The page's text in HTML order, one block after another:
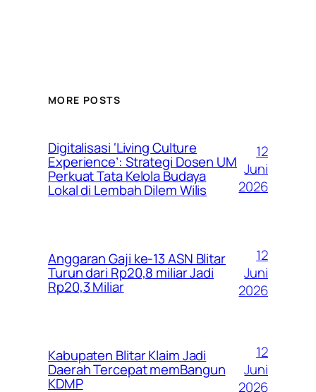
MORE POSTS
Digitalisasi ‘Living Culture
Experience’: Strategi Dosen UM
Perkuat Tata Kelola Budaya
Lokal di Lembah Dilem Wilis
12
Juni
2026
Anggaran Gaji ke-13 ASN Blitar
Turun dari Rp20,8 miliar Jadi
Rp20,3 Miliar
12
Juni
2026
Kabupaten Blitar Klaim Jadi
Daerah Tercepat memBangun
KDMP
12
Juni
2026